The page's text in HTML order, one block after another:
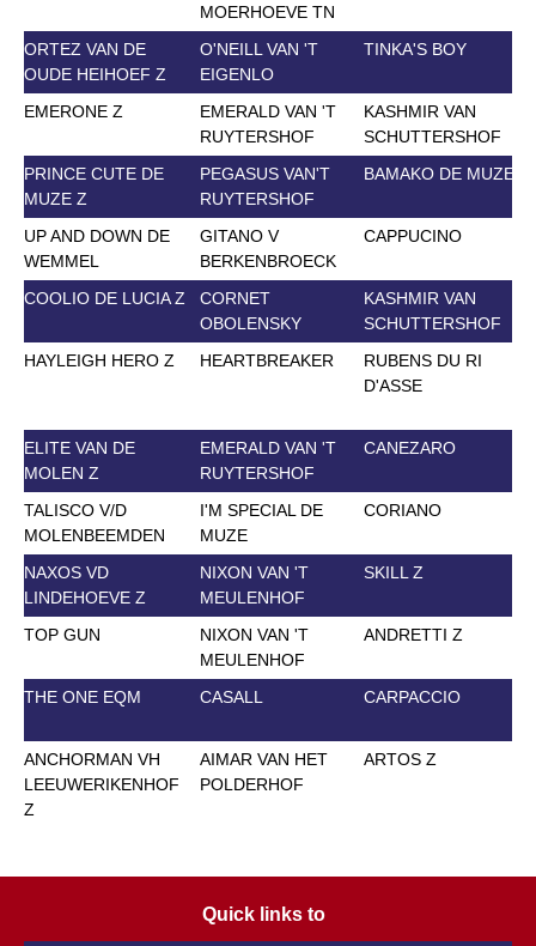
MOERHOEVE TN
ORTEZ VAN DE
OUDE HEIHOEF Z
O'NEILL VAN 'T
EIGENLO
TINKA'S BOY
EMERONE Z
EMERALD VAN 'T
RUYTERSHOF
KASHMIR VAN
SCHUTTERSHOF
PRINCE CUTE DE
MUZE Z
PEGASUS VAN'T
RUYTERSHOF
BAMAKO DE MUZE
UP AND DOWN DE
WEMMEL
GITANO V
BERKENBROECK
CAPPUCINO
COOLIO DE LUCIA Z
CORNET
OBOLENSKY
KASHMIR VAN
SCHUTTERSHOF
HAYLEIGH HERO Z
HEARTBREAKER
RUBENS DU RI
D'ASSE
ELITE VAN DE
MOLEN Z
EMERALD VAN 'T
RUYTERSHOF
CANEZARO
TALISCO V/D
MOLENBEEMDEN
I'M SPECIAL DE
MUZE
CORIANO
NAXOS VD
LINDEHOEVE Z
NIXON VAN 'T
MEULENHOF
SKILL Z
TOP GUN
NIXON VAN 'T
MEULENHOF
ANDRETTI Z
THE ONE EQM
CASALL CARPACCIO
ANCHORMAN VH
LEEUWERIKENHOF
Z
AIMAR VAN HET
POLDERHOF
ARTOS Z
Quick links to